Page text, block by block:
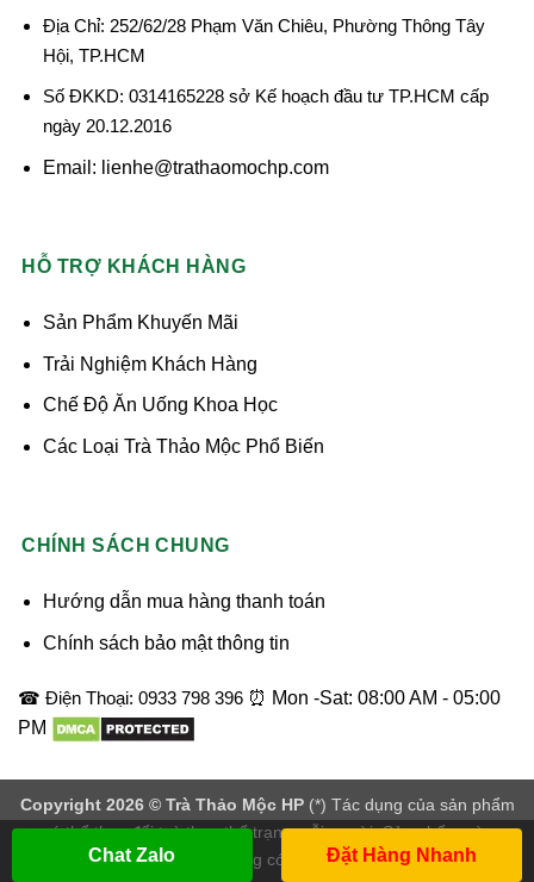
Địa Chỉ: 252/62/28 Phạm Văn Chiêu, Phường Thông Tây
Hội, TP.HCM
Số ĐKKD: 0314165228 sở Kế hoạch đầu tư TP.HCM cấp
ngày 20.12.2016
Email: lienhe@trathaomochp.com
HỖ TRỢ KHÁCH HÀNG
Sản Phẩm Khuyến Mãi
Trải Nghiệm Khách Hàng
Chế Độ Ăn Uống Khoa Học
Các Loại Trà Thảo Mộc Phổ Biến
CHÍNH SÁCH CHUNG
Hướng dẫn mua hàng thanh toán
Chính sách bảo mật thông tin
☎ Điện Thoại: 0933 798 396 ⏰ Mon -Sat: 08:00 AM - 05:00
PM
Copyright 2026 © Trà Thảo Mộc HP(*) Tác dụng của sản phẩm
có thể thay đổi tuỳ theo thể trạng mỗi người. Sản phẩm này
không phải là thuốc không có tác dụng thay thế thuốc.
Chat Zalo Đặt Hàng Nhanh